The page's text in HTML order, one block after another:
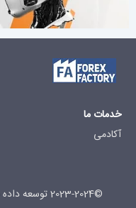
خدمات ما
آکادمی
©2023-2024 توسعه داده شده توسط تیم آنیتک